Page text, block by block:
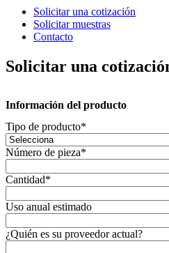
Solicitar una cotización
Solicitar muestras
Contacto
Solicitar una
Información del producto
Tipo de producto*
Número de pieza*
Cantidad*
Uso anual estimado
¿Quién es su proveedor actual?